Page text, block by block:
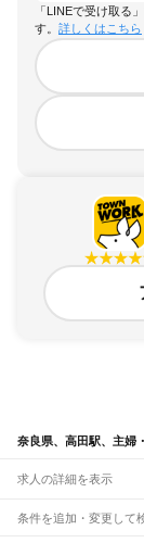
「LINEで受け取る
す。 詳しくはこちら
奈良県、高田駅、主婦
求人の詳細を表示
条件を追加・変更して